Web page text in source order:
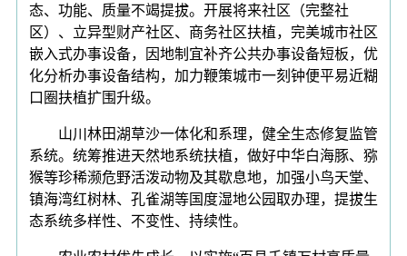
态、功能、质量不竭提拔。开展将来社区（完整社
区）、立异型财产社区、商务社区扶植，完美城市社区
嵌入式办事设备，因地制宜补齐公共办事设备短板，优
化分析办事设备结构，加力鞭策城市一刻钟便平易近糊
口圈扶植扩围升级。
山川林田湖草沙一体化和系理，健全生态修复监管
系统。统筹推进天然地系统扶植，做好中华白海豚、猕
猴等珍稀濒危野活泼动物及其歇息地，加强小鸟天堂、
镇海湾红树林、孔雀湖等国度湿地公园取办理，提拔生
态系统多样性、不变性、持续性。